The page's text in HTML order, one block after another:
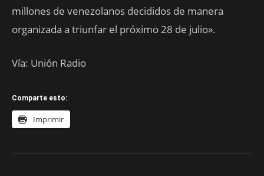
millones de venezolanos decididos de manera
organizada a triunfar el próximo 28 de julio».
Vía: Unión Radio
Comparte esto:
Imprimir